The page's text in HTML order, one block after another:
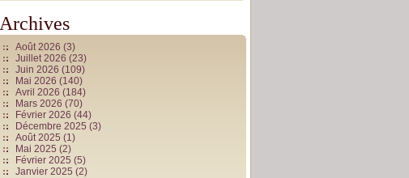
Archives
Août 2026 (3)
Juillet 2026 (23)
Juin 2026 (109)
Mai 2026 (140)
Avril 2026 (184)
Mars 2026 (70)
Février 2026 (44)
Décembre 2025 (3)
Août 2025 (1)
Mai 2025 (2)
Février 2025 (5)
Janvier 2025 (2)